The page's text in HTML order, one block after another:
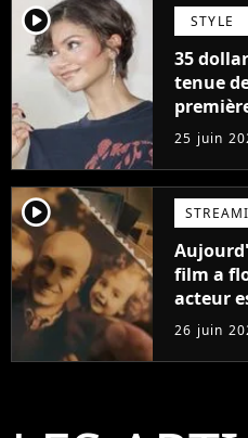
player2 STYLE
35
tenue
"Le
une
25 juin
player2
film a
acteur
cause
26 juin